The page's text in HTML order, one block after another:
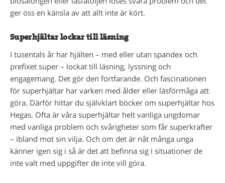
ger oss en känsla av att allt inte är kört.
Superhjältar lockar till läsning
I tusentals år har hjälten – med eller utan spandex och
prefixet super – lockat till läsning, lyssning och
engagemang. Det gör den fortfarande. Och fascinationen
för superhjältar har varken med ålder eller läsförmåga att
göra. Därför hittar du självklart böcker om superhjältar hos
Hegas. Ofta är våra superhjältar helt vanliga ungdomar
med vanliga problem och svårigheter som får superkrafter
– ibland mot sin vilja. Och om det är nåt många unga
känner igen sig i så är det att befinna sig i situationer de
inte valt med uppgifter de inte vill göra.